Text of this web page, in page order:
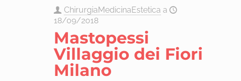
ChirurgiaMedicinaEstetica a
18/09/2018
Mastopessi
Villaggio dei Fiori
Milano